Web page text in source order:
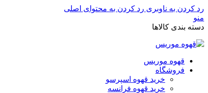
رد کردن به ناوبری رد کردن به محتوای اصلی
منو
دسته بندی کالاها
قهوه موریس
فروشگاه
خرید قهوه اسپرسو
خرید قهوه فرانسه